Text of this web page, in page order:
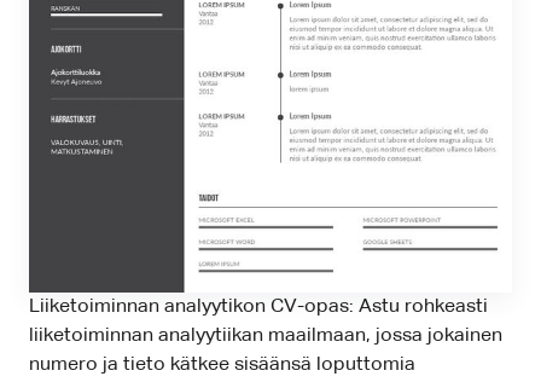
Liiketoiminnan analyytikon CV-opas: Astu rohkeasti
liiketoiminnan analyytiikan maailmaan, jossa jokainen
numero ja tieto kätkee sisäänsä loputtomia